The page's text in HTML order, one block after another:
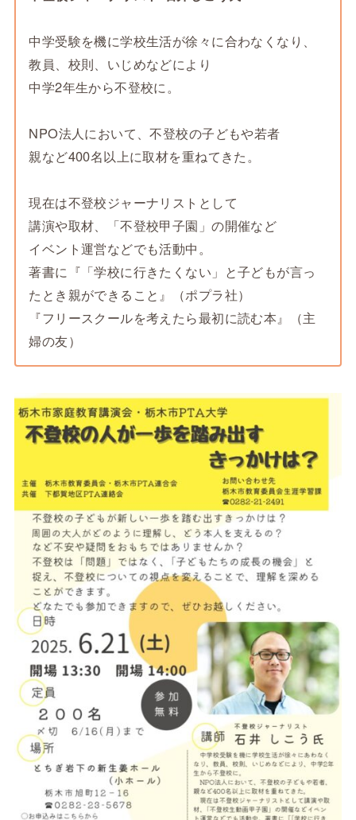
中学受験を機に学校生活が徐々に合わなくなり、
教員、校則、いじめなどにより
中学2年生から不登校に。
NPO法人において、不登校の子どもや若者
親など400名以上に取材を重ねてきた。
現在は不登校ジャーナリストとして
講演や取材、「不登校甲子園」の開催など
イベント運営などでも活動中。
著書に『「学校に行きたくない」と子どもが言っ
たとき親ができること』（ポプラ社）
『フリースクールを考えたら最初に読む本』（主
婦の友）